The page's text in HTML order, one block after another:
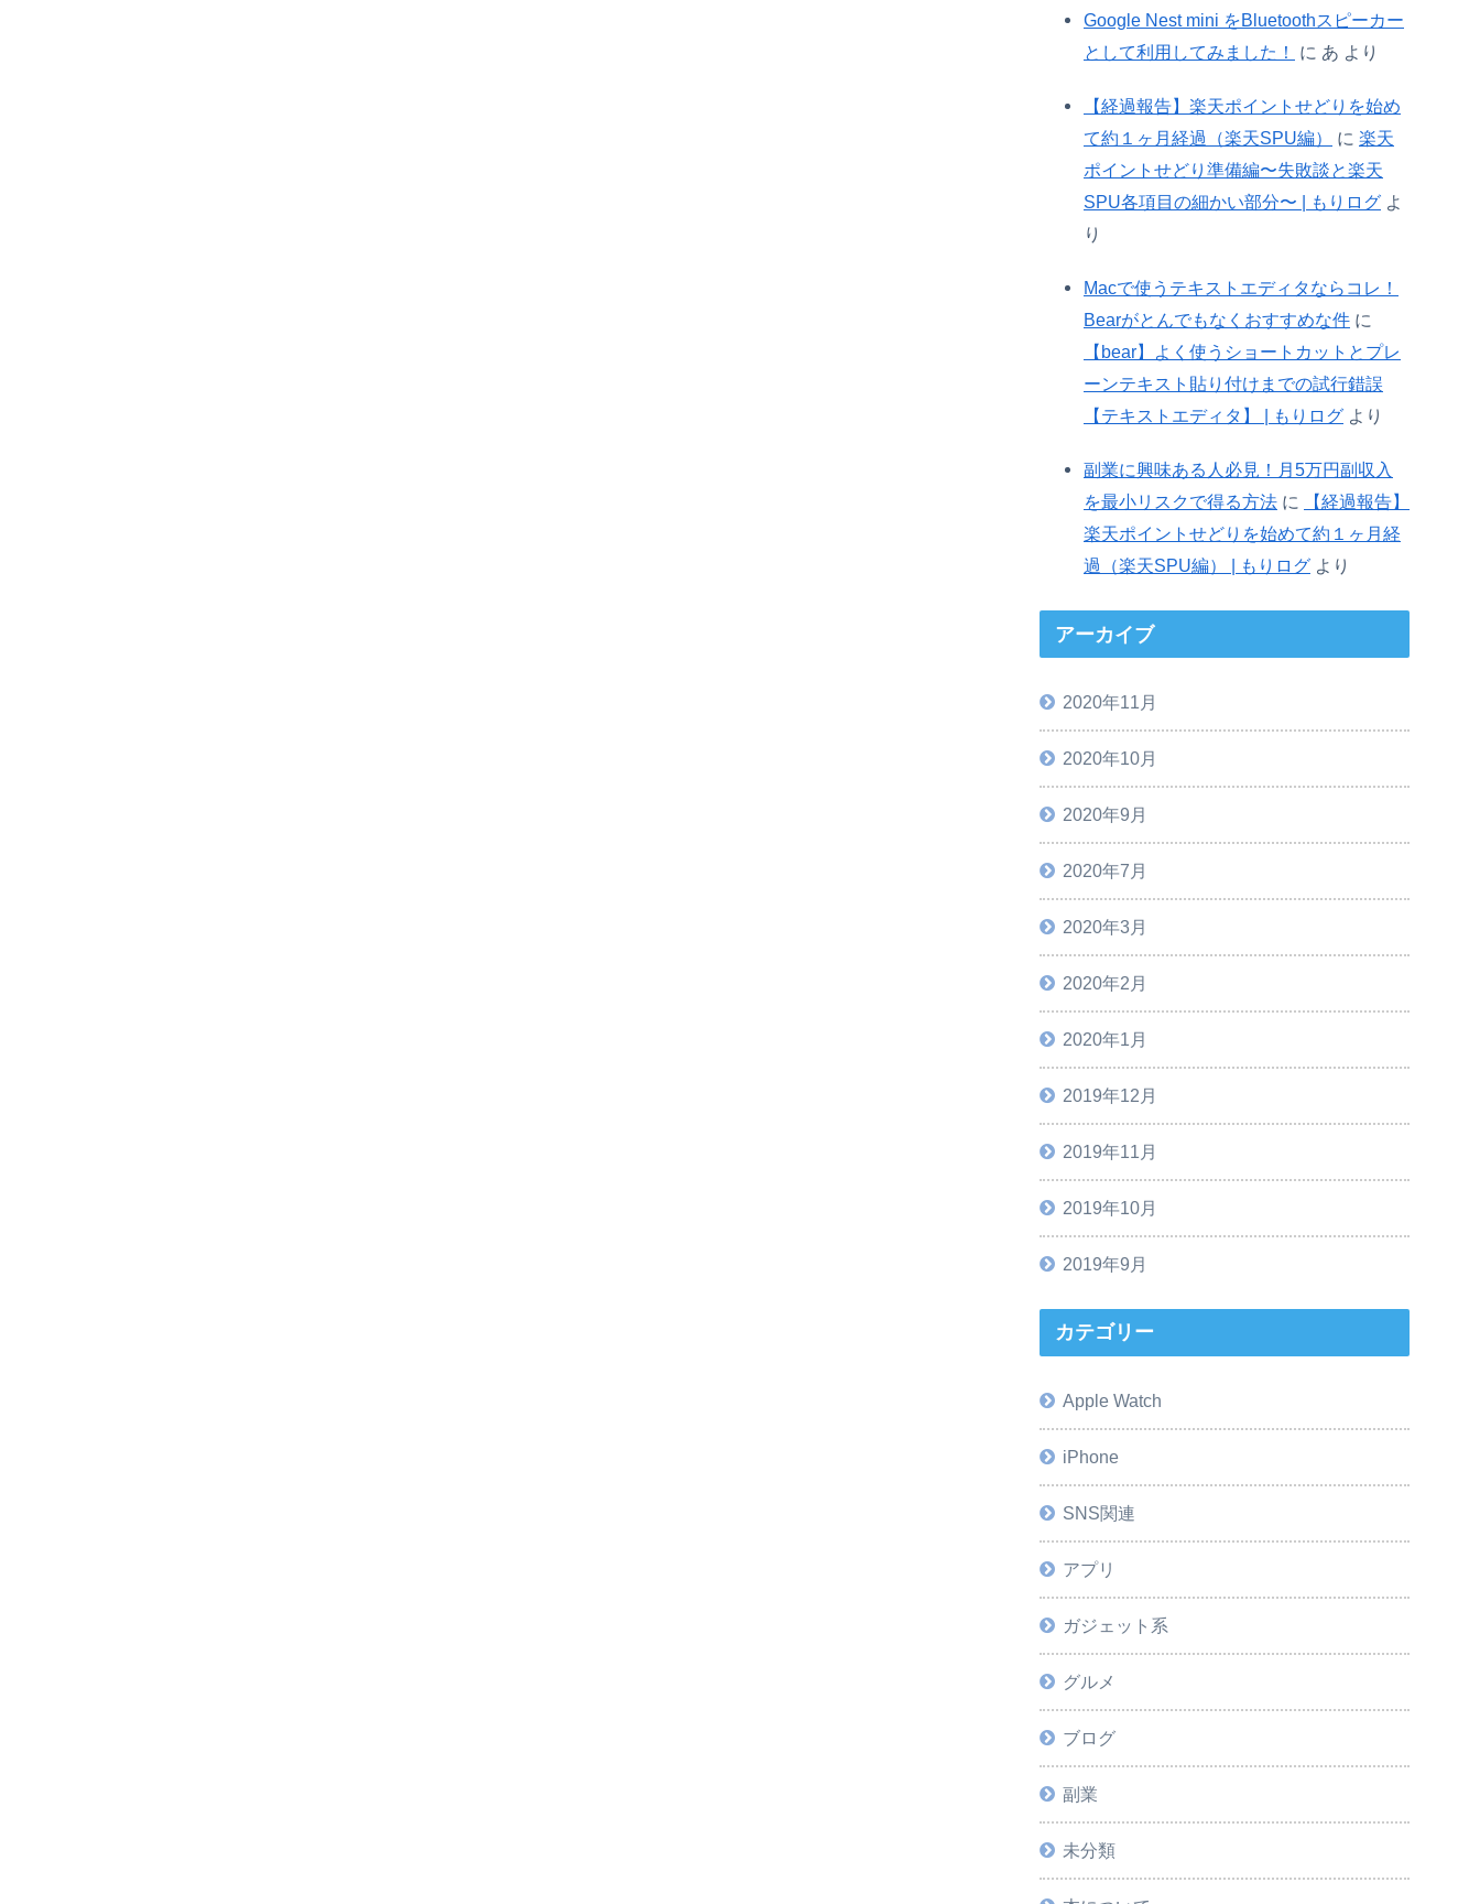
Google Nest mini をBluetoothスピーカー
として利用してみました！
に あ より
【経過報告】楽天ポイントせどりを始め
て約１ヶ月経過（楽天SPU編）
に 楽天
ポイントせどり準備編〜失敗談と楽天
SPU各項目の細かい部分〜 | もりログ よ
り
Macで使うテキストエディタならコレ！
Bearがとんでもなくおすすめな件 に
【bear】よく使うショートカットとプレ
ーンテキスト貼り付けまでの試行錯誤
【テキストエディタ】 | もりログ より
副業に興味ある人必見！月5万円副収入
を最小リスクで得る方法 に
【経過報告】
楽天ポイントせどりを始めて約１ヶ月経
過（楽天SPU編） | もりログ より
アーカイブ
2020年11月
2020年10月
2020年9月
2020年7月
2020年3月
2020年2月
2020年1月
2019年12月
2019年11月
2019年10月
2019年9月
カテゴリー
Apple Watch
iPhone
SNS関連
アプリ
ガジェット系
グルメ
ブログ
副業
未分類